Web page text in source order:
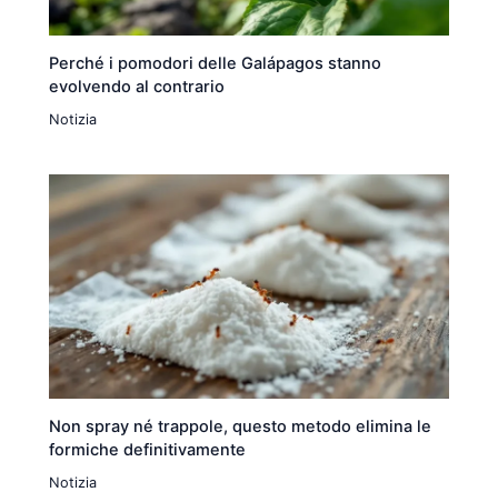
Perché i pomodori delle Galápagos stanno
evolvendo al contrario
Notizia
Non spray né trappole, questo metodo elimina le
formiche definitivamente
Notizia